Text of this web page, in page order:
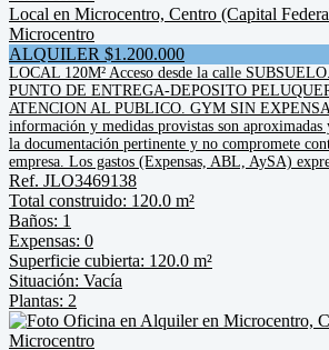
Local en Microcentro, Centro (Capital
Microcentro
ALQUILER $1.200.000
LOCAL 120M² Acceso desde la calle
PUNTO DE ENTREGA-DEPOSITO
ATENCION AL PUBLICO. GYM SIN
información y medidas provistas son aproximadas
la documentación pertinente y no compromete
empresa. Los gastos (Expensas, ABL, AySA)
Ref. JLO3469138
Total construido: 120.0 m²
Baños: 1
Expensas: 0
Superficie cubierta: 120.0 m²
Situación: Vacía
Plantas: 2